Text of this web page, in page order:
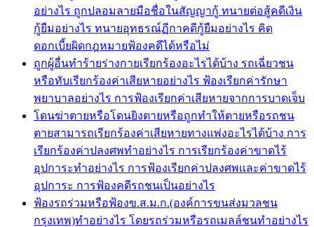
อย่างไร ถูกปลอมลายมือชื่อในสัญญากู้ ทนายต่อสู้คดีเงิน
กู้ยืมอย่างไร ทนายอุทธรณ์ฏีกาคดีกู้ยืมอย่างไร คิด
ดอกเบี้ยผิดกฎหมายฟ้องคดีได้หรือไม่
ถูกผู้อื่นทำร้ายร่างกายเรียกร้องอะไรได้บ้าง รถเฉี่ยวชน
หรือทับเรียกร้องค่าเสียหายอย่างไร ฟ้องเรียกค่ารักษา
พยาบาลอย่างไร การฟ้องเรียกค่าเสียหายจากการบาดเจ็บ
โดนฆ่าตายหรือโดนยิงตายหรือถูกทำให้ตายหรือรถชน
ตายสามารถเรียกร้องค่าเสียหายทางแพ่งอะไรได้บ้าง การ
เรียกร้องค่าปลงศพทำอย่างไร การเรียกร้องค่าขาดไร้
อุปการะทำอย่างไร การฟ้องเรียกค่าปลงศพและค่าขาดไร้
อุปการะ การฟ้องคดีรถชนเป็นอย่างไร
ฟ้องรถร่วมหรือฟ้องข.ส.ม.ก.(องค์การขนส่งมวลชน
กรุงเทพ)ทำอย่างไร โดยรถร่วมหรือรถเมลล์ชนทำอย่างไร